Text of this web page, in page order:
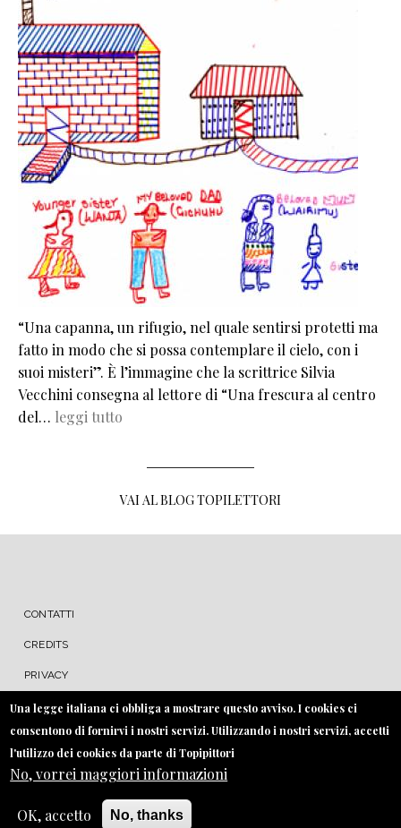
“Una capanna, un rifugio, nel quale sentirsi protetti ma
fatto in modo che si possa contemplare il cielo, con i
suoi misteri”. È l’immagine che la scrittrice Silvia
Vecchini consegna al lettore di “Una frescura al centro
del… leggi tutto
VAI AL BLOG TOPILETTORI
MENU FOOTER
CONTATTI
CREDITS
PRIVACY
COOKIE
Una legge italiana ci obbliga a mostrare questo avviso. I cookies ci
consentono di fornirvi i nostri servizi. Utilizzando i nostri servizi, accetti
l'utilizzo dei cookies da parte di Topipittori
No, vorrei maggiori informazioni
OK, accetto No, thanks